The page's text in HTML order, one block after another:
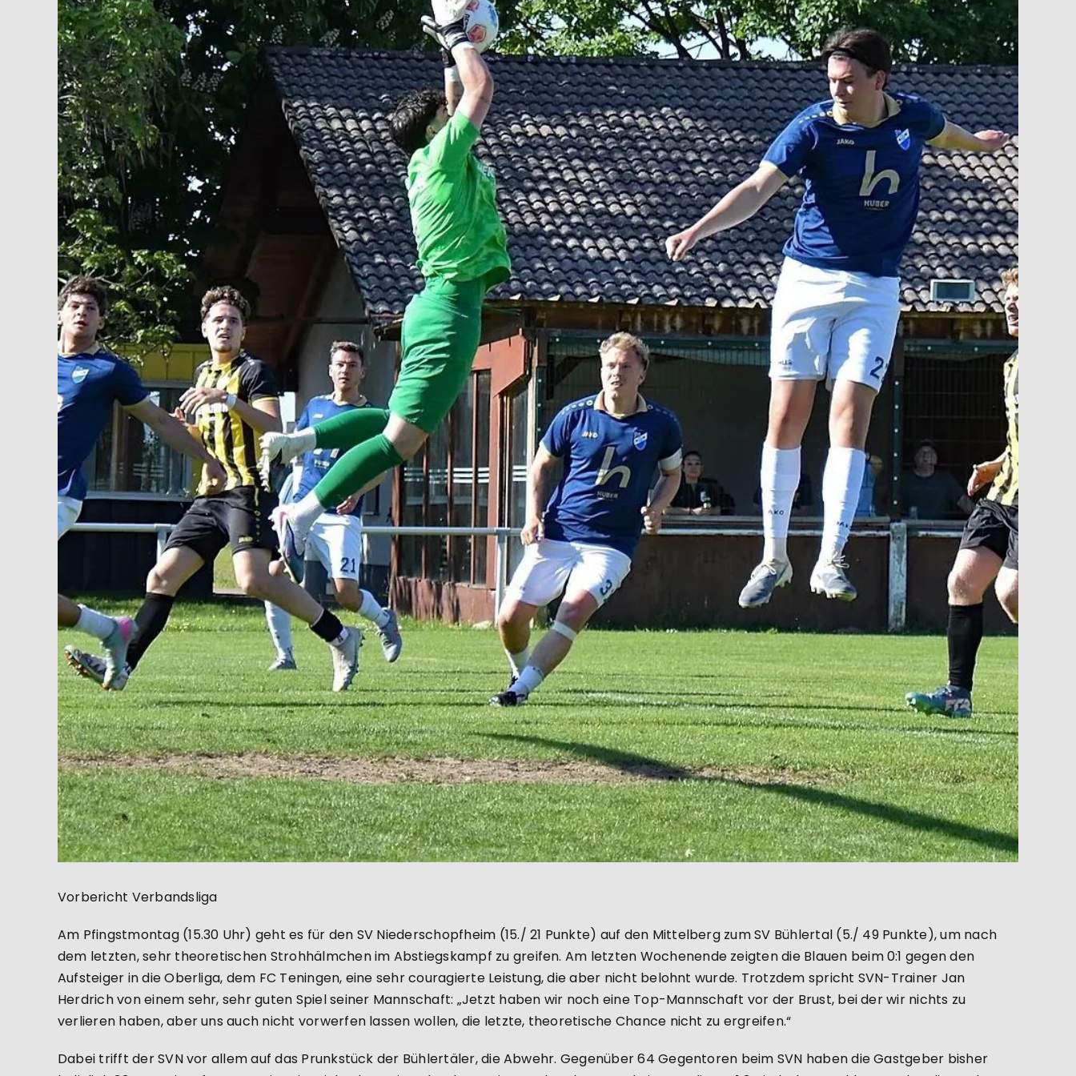
Vorbericht Verbandsliga
Am Pfingstmontag (15.30 Uhr) geht es für den SV Niederschopfheim (15./ 21 Punkte) auf den Mittelberg zum SV Bühlertal (5./ 49 Punkte), um nach
dem letzten, sehr theoretischen Strohhälmchen im Abstiegskampf zu greifen. Am letzten Wochenende zeigten die Blauen beim 0:1 gegen den
Aufsteiger in die Oberliga, dem FC Teningen, eine sehr couragierte Leistung, die aber nicht belohnt wurde. Trotzdem spricht SVN-Trainer Jan
Herdrich von einem sehr, sehr guten Spiel seiner Mannschaft: „Jetzt haben wir noch eine Top-Mannschaft vor der Brust, bei der wir nichts zu
verlieren haben, aber uns auch nicht vorwerfen lassen wollen, die letzte, theoretische Chance nicht zu ergreifen.“
Dabei trifft der SVN vor allem auf das Prunkstück der Bühlertäler, die Abwehr. Gegenüber 64 Gegentoren beim SVN haben die Gastgeber bisher